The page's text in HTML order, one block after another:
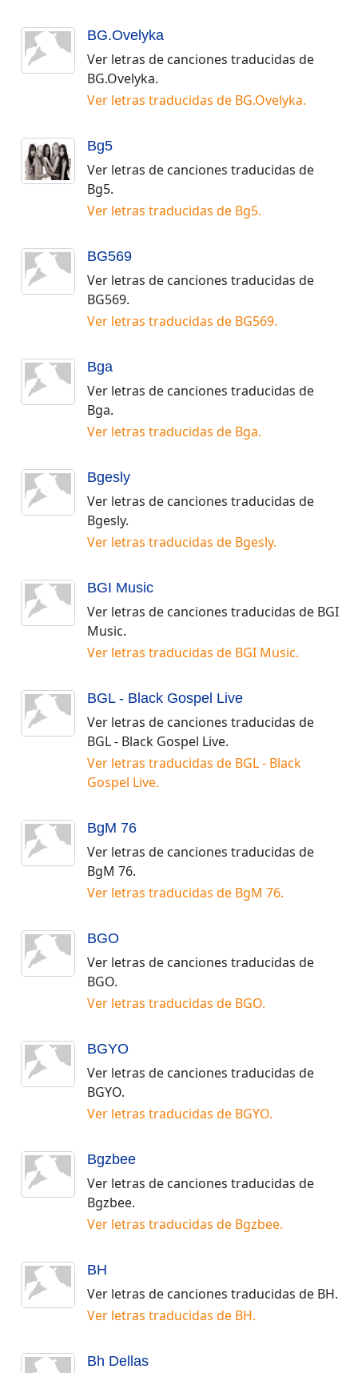
BG.Ovelyka
Ver letras de canciones traducidas de
BG.Ovelyka.
Ver letras traducidas de BG.Ovelyka.
Bg5
Ver letras de canciones traducidas de
Bg5.
Ver letras traducidas de Bg5.
BG569
Ver letras de canciones traducidas de
BG569.
Ver letras traducidas de BG569.
Bga
Ver letras de canciones traducidas de
Bga.
Ver letras traducidas de Bga.
Bgesly
Ver letras de canciones traducidas de
Bgesly.
Ver letras traducidas de Bgesly.
BGI Music
Ver letras de canciones traducidas de BGI
Music.
Ver letras traducidas de BGI Music.
BGL - Black Gospel Live
Ver letras de canciones traducidas de
BGL - Black Gospel Live.
Ver letras traducidas de BGL - Black
Gospel Live.
BgM 76
Ver letras de canciones traducidas de
BgM 76.
Ver letras traducidas de BgM 76.
BGO
Ver letras de canciones traducidas de
BGO.
Ver letras traducidas de BGO.
BGYO
Ver letras de canciones traducidas de
BGYO.
Ver letras traducidas de BGYO.
Bgzbee
Ver letras de canciones traducidas de
Bgzbee.
Ver letras traducidas de Bgzbee.
BH
Ver letras de canciones traducidas de BH.
Ver letras traducidas de BH.
Bh Dellas